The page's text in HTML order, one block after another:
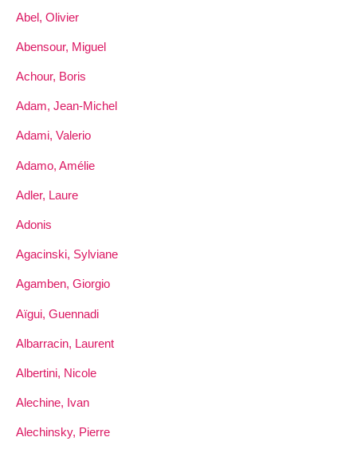
Abel, Olivier
Abensour, Miguel
Achour, Boris
Adam, Jean-Michel
Adami, Valerio
Adamo, Amélie
Adler, Laure
Adonis
Agacinski, Sylviane
Agamben, Giorgio
Aïgui, Guennadi
Albarracin, Laurent
Albertini, Nicole
Alechine, Ivan
Alechinsky, Pierre